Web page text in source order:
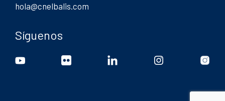
hola@cnelbalis.com
Síguenos